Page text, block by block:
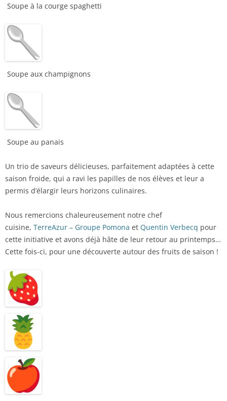
Soupe à la courge spaghetti
Soupe aux champignons
Soupe au panais
Un trio de saveurs délicieuses, parfaitement adaptées à cette
saison froide, qui a ravi les papilles de nos élèves et leur a
permis d’élargir leurs horizons culinaires.
Nous remercions chaleureusement notre chef
cuisine, TerreAzur – Groupe Pomona et Quentin Verbecq pour
cette initiative et avons déjà hâte de leur retour au printemps…
Cette fois-ci, pour une découverte autour des fruits de saison !